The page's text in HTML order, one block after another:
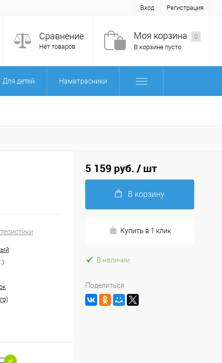
Вход Регистрация
Сравнение
Нет товаров
Моя корзина
0
В корзине пусто
Для детей Наматрасники
5 159 руб. / шт
В корзину
Купить в 1 клик
В наличии
Поделиться